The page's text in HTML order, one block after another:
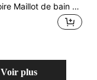
Swim Lushoire Maillot de bain une pièce pour femmes grande taille avec bretelles spaghetti de couleur unie
Voir plus